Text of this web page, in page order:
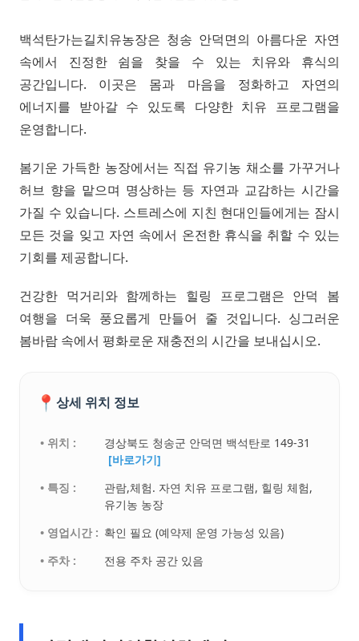
백석탄가는길치유농장은 청송 안덕면의 아름다운 자연
속에서 진정한 쉼을 찾을 수 있는 치유와 휴식의
공간입니다. 이곳은 몸과 마음을 정화하고 자연의
에너지를 받아갈 수 있도록 다양한 치유 프로그램을
운영합니다.
봄기운 가득한 농장에서는 직접 유기농 채소를 가꾸거나
허브 향을 맡으며 명상하는 등 자연과 교감하는 시간을
가질 수 있습니다. 스트레스에 지친 현대인들에게는 잠시
모든 것을 잊고 자연 속에서 온전한 휴식을 취할 수 있는
기회를 제공합니다.
건강한 먹거리와 함께하는 힐링 프로그램은 안덕 봄
여행을 더욱 풍요롭게 만들어 줄 것입니다. 싱그러운
봄바람 속에서 평화로운 재충전의 시간을 보내십시오.
📍 상세 위치 정보
• 위치 :
경상북도 청송군 안덕면 백석탄로 149-31
[바로가기]
• 특징 :
관람,체험. 자연 치유 프로그램, 힐링 체험,
유기농 농장
• 영업시간 : 확인 필요 (예약제 운영 가능성 있음)
• 주차 :
전용 주차 공간 있음